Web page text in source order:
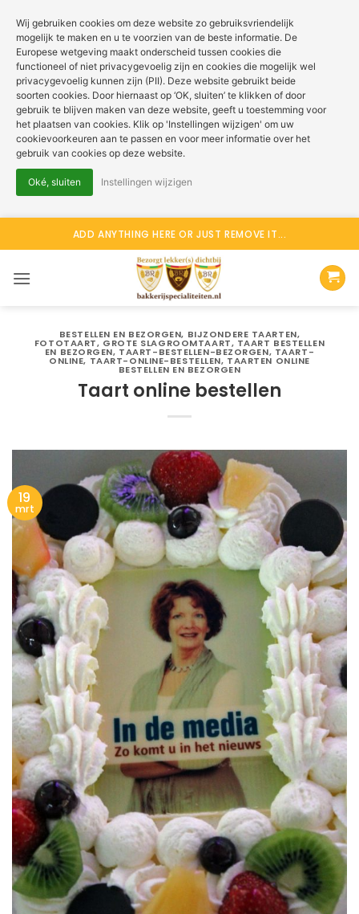
naar
ADD ANYTHING HERE OR JUST REMOVE IT...
BESTELLEN EN BEZORGEN, BIJZONDERE TAARTEN,
FOTOTAART, GROTE SLAGROOMTAART, TAART BESTELLEN
EN BEZORGEN, TAART-BESTELLEN-BEZORGEN, TAART-
ONLINE, TAART-ONLINE-BESTELLEN, TAARTEN ONLINE
BESTELLEN EN BEZORGEN
Taart online bestellen
19
mrt
Wij gebruiken cookies om deze website zo gebruiksvriendelijk
mogelijk te maken en u te voorzien van de beste informatie. De
Europese wetgeving maakt onderscheid tussen cookies die
functioneel of niet privacygevoelig zijn en cookies die mogelijk wel
privacygevoelig kunnen zijn (PII). Deze website gebruikt beide
soorten cookies. Door hiernaast op ‘OK, sluiten’ te klikken of door
gebruik te blijven maken van deze website, geeft u toestemming voor
het plaatsen van cookies. Klik op 'Instellingen wijzigen' om uw
cookievoorkeuren aan te passen en voor meer informatie over het
gebruik van cookies op deze website.
Oké, sluiten Instellingen wijzigen